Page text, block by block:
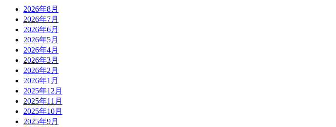
2026年8月
2026年7月
2026年6月
2026年5月
2026年4月
2026年3月
2026年2月
2026年1月
2025年12月
2025年11月
2025年10月
2025年9月